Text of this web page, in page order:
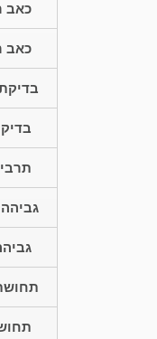
כאב
כאב